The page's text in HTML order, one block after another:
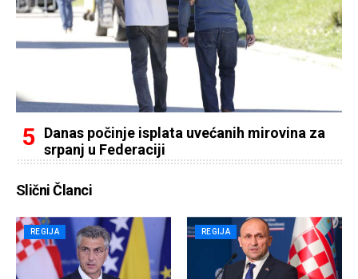
Danas počinje isplata uvećanih mirovina za
srpanj u Federaciji
Slični Članci
REGIJA REGIJA